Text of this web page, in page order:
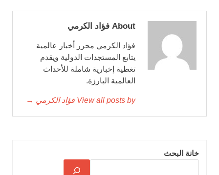
About فؤاد الكرمي
فؤاد الكرمي محرر أخبار عالمية
يتابع المستجدات الدولية ويقدم
تغطية إخبارية شاملة للأحداث
العالمية البارزة.
View all posts by فؤاد الكرمي →
خانة البحث